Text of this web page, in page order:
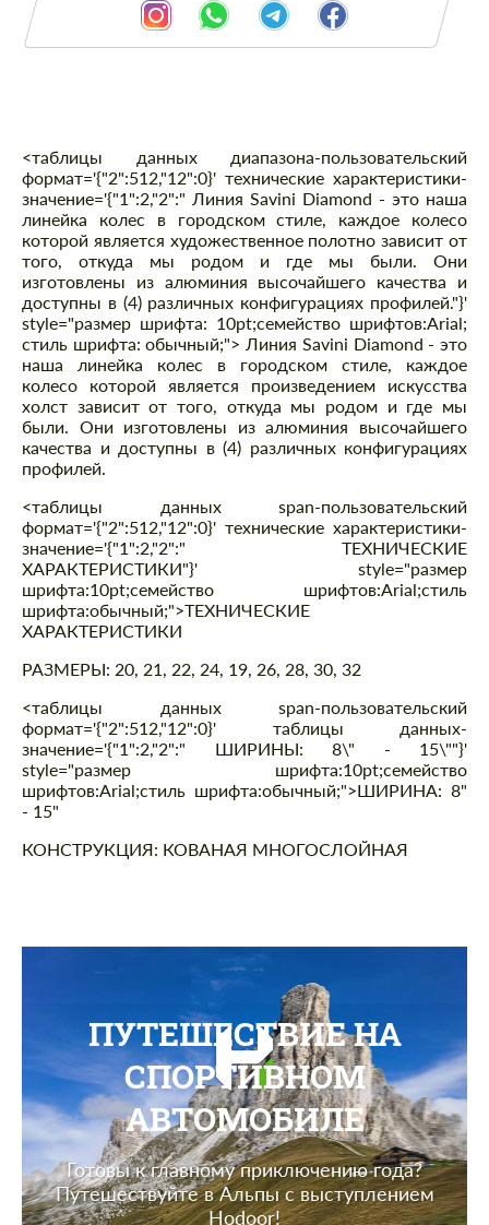
Описание
<таблицы данных диапазона-пользовательский
формат='{"2":512,"12":0}' технические характеристики-
значение='{"1":2,"2":" Линия Savini Diamond - это наша
линейка колес в городском стиле, каждое колесо
которой является художественное полотно зависит от
того, откуда мы родом и где мы были. Они
изготовлены из алюминия высочайшего качества и
доступны в (4) различных конфигурациях профилей."}'
style="размер шрифта: 10pt;семейство шрифтов:Arial;
стиль шрифта: обычный;"> Линия Savini Diamond - это
наша линейка колес в городском стиле, каждое
колесо которой является произведением искусства
холст зависит от того, откуда мы родом и где мы
были. Они изготовлены из алюминия высочайшего
качества и доступны в (4) различных конфигурациях
профилей.
<таблицы данных span-пользовательский
формат='{"2":512,"12":0}' технические характеристики-
значение='{"1":2,"2":" ТЕХНИЧЕСКИЕ
ХАРАКТЕРИСТИКИ"}' style="размер
шрифта:10pt;семейство шрифтов:Arial;стиль
шрифта:обычный;">ТЕХНИЧЕСКИЕ
ХАРАКТЕРИСТИКИ
РАЗМЕРЫ: 20, 21, 22, 24, 19, 26, 28, 30, 32
<таблицы данных span-пользовательский
формат='{"2":512,"12":0}' таблицы данных-
значение='{"1":2,"2":" ШИРИНЫ: 8\" - 15\""}'
style="размер шрифта:10pt;семейство
шрифтов:Arial;стиль шрифта:обычный;">ШИРИНА: 8"
- 15"
КОНСТРУКЦИЯ: КОВАНАЯ МНОГОСЛОЙНАЯ
ПУТЕШЕСТВИЕ НА
СПОРТИВНОМ
АВТОМОБИЛЕ
Готовы к главному приключению года?
Путешествуйте в Альпы с выступлением
Hodoor!